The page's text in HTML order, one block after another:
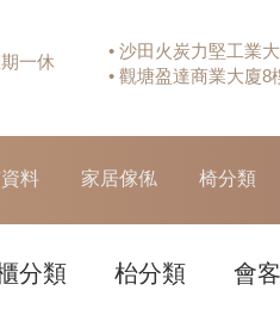
一休
• 沙田火炭力堅工業
• 觀塘盈達商業大廈8
料 家居傢俬 椅分類
分類 枱分類 會